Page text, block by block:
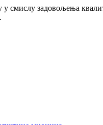
у смислу задовољења